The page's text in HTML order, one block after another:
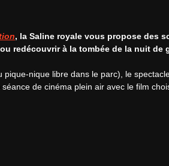
, la Saline royale vous propose des
redécouvrir à la tombée de la nuit de
nique libre dans le parc), le
de cinéma plein air avec le film